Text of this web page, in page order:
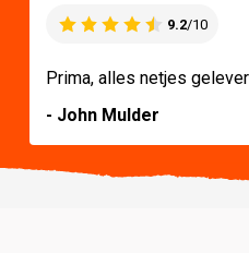
9.2/10
Prima, alles netjes
- John Mulder